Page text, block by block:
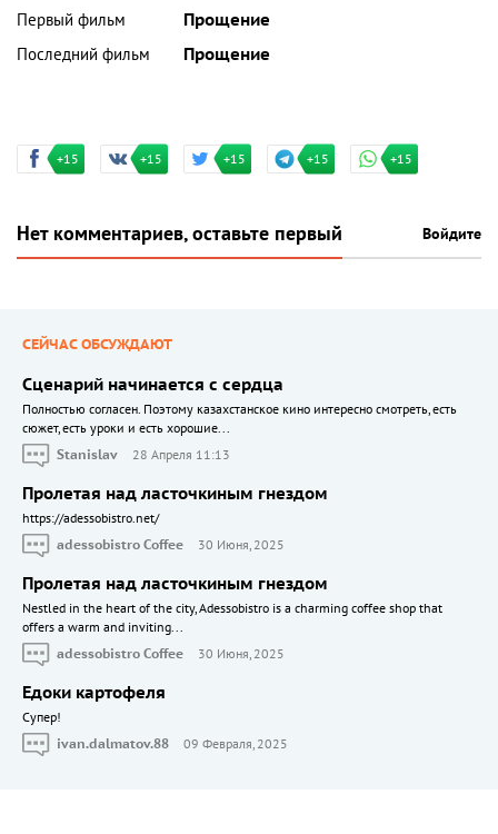
Первый фильм
Прощение
Последний фильм
Прощение
+15 +15 +15 +15 +15
Нет комментариев, оставьте первый Войдите
СЕЙЧАС ОБСУЖДАЮТ
Сценарий начинается с сердца
Полностью согласен. Поэтому казахстанское кино интересно смотреть, есть
сюжет, есть уроки и есть хорошие...
Stanislav
28 Апреля 11:13
Пролетая над ласточкиным гнездом
https://adessobistro.net/
adessobistro Coffee
30 Июня, 2025
Пролетая над ласточкиным гнездом
Nestled in the heart of the city, Adessobistro is a charming coffee shop that
offers a warm and inviting...
adessobistro Coffee
30 Июня, 2025
Едоки картофеля
Cупер!
ivan.dalmatov.88
09 Февраля, 2025